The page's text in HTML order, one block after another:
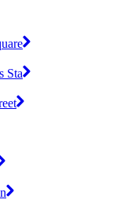
Sta